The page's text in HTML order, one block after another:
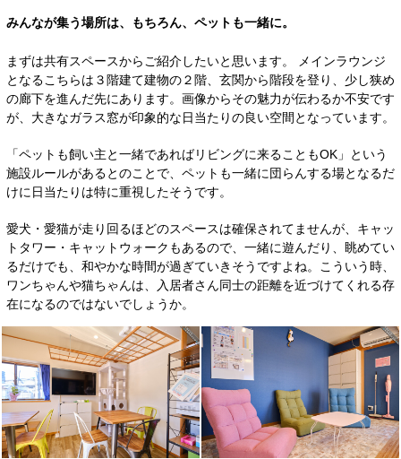
みんなが集う場所は、もちろん、ペットも一緒に。
まずは共有スペースからご紹介したいと思います。 メインラウンジ
となるこちらは３階建て建物の２階、玄関から階段を登り、少し狭め
の廊下を進んだ先にあります。画像からその魅力が伝わるか不安です
が、大きなガラス窓が印象的な日当たりの良い空間となっています。
「ペットも飼い主と一緒であればリビングに来ることもOK」という
施設ルールがあるとのことで、ペットも一緒に団らんする場となるだ
けに日当たりは特に重視したそうです。
愛犬・愛猫が走り回るほどのスペースは確保されてませんが、キャッ
トタワー・キャットウォークもあるので、一緒に遊んだり、眺めてい
るだけでも、和やかな時間が過ぎていきそうですよね。こういう時、
ワンちゃんや猫ちゃんは、入居者さん同士の距離を近づけてくれる存
在になるのではないでしょうか。